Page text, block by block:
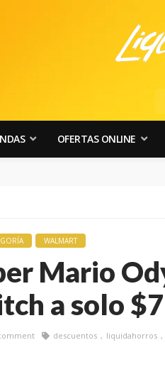
OFERTAS ONLINE
WALMART
Mario
a solo
descuentos liquidahorros